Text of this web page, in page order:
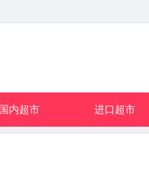
国内超市 进口超市